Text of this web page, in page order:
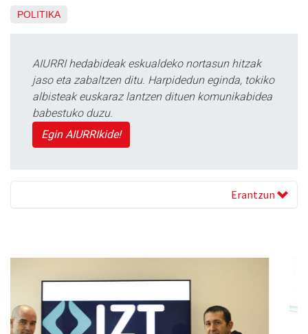
POLITIKA
AIURRI hedabideak eskualdeko nortasun hitzak
jaso eta zabaltzen ditu. Harpidedun eginda, tokiko
albisteak euskaraz lantzen dituen komunikabidea
babestuko duzu.
Egin AIURRIkide!
Erantzun